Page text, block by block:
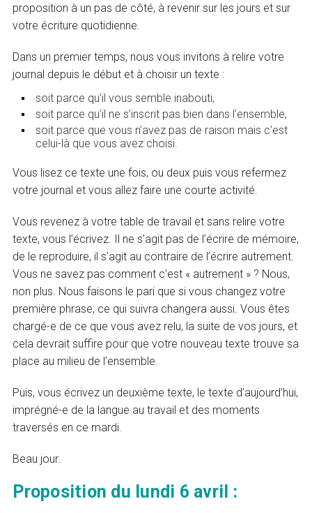
proposition à un pas de côté, à revenir sur les jours et sur
votre écriture quotidienne.
Dans un premier temps, nous vous invitons à relire votre
journal depuis le début et à choisir un texte :
soit parce qu’il vous semble inabouti,
soit parce qu’il ne s’inscrit pas bien dans l’ensemble,
soit parce que vous n’avez pas de raison mais c’est
celui-là que vous avez choisi.
Vous lisez ce texte une fois, ou deux puis vous refermez
votre journal et vous allez faire une courte activité.
Vous revenez à votre table de travail et sans relire votre
texte, vous l’écrivez. Il ne s’agit pas de l’écrire de mémoire,
de le reproduire, il s’agit au contraire de l’écrire autrement.
Vous ne savez pas comment c’est « autrement » ? Nous,
non plus. Nous faisons le pari que si vous changez votre
première phrase, ce qui suivra changera aussi. Vous êtes
chargé-e de ce que vous avez relu, la suite de vos jours, et
cela devrait suffire pour que votre nouveau texte trouve sa
place au milieu de l’ensemble.
Puis, vous écrivez un deuxième texte, le texte d’aujourd’hui,
imprégné-e de la langue au travail et des moments
traversés en ce mardi.
Beau jour.
Proposition du lundi 6 avril :